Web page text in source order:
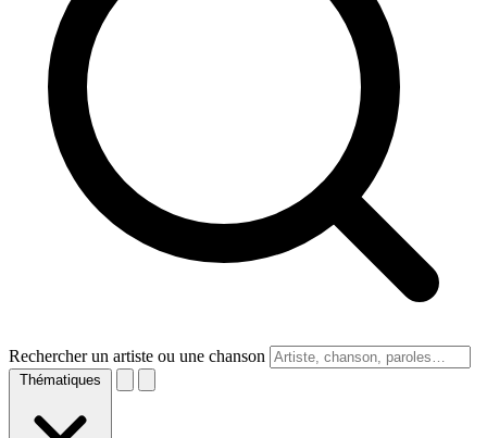
Rechercher un artiste ou une chanson
Thématiques